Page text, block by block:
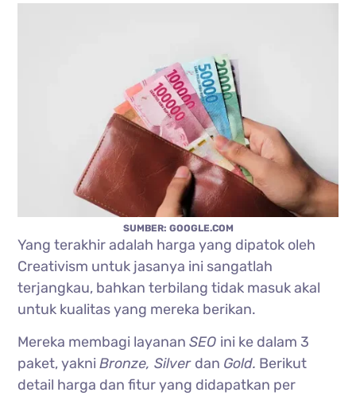
SUMBER: GOOGLE.COM
Yang terakhir adalah harga yang dipatok oleh
Creativism untuk jasanya ini sangatlah
terjangkau, bahkan terbilang tidak masuk akal
untuk kualitas yang mereka berikan.
Mereka membagi layananSEO ini ke dalam 3
paket, yakniBronze, Silver dan Gold. Berikut
detail harga dan fitur yang didapatkan per